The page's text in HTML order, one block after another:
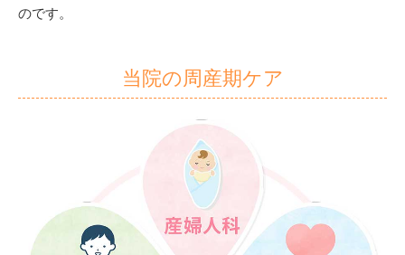
のです。
当院の周産期ケア